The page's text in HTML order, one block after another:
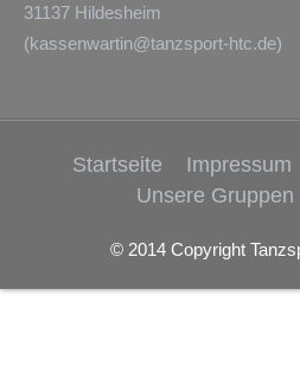
31137 Hildesheim
(kassenwartin@tanzsport-htc.de)
Startseite Impressum
Unsere Gruppen
© 2014 Copyright